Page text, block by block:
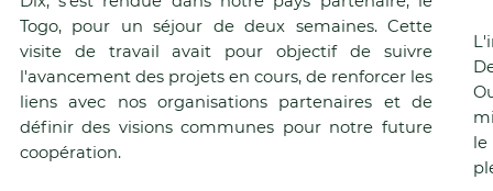
Togo, pour un séjour de deux semaines. Cette
visite de travail avait pour objectif de suivre
l'avancement des projets en cours, de renforcer les
liens avec nos organisations partenaires et de
définir des visions communes pour notre future
coopération.
le